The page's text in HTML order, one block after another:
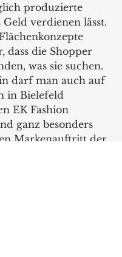
produzierte
verdienen lässt.
dass die Shopper
was sie suchen.
darf man auch auf
in Bielefeld
EK Fashion
ganz besonders
Markenauftritt der